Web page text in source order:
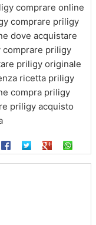
comprare online
comprare priligy
dove acquistare
priligy
priligy originale
ricetta priligy
compra priligy
priligy acquisto